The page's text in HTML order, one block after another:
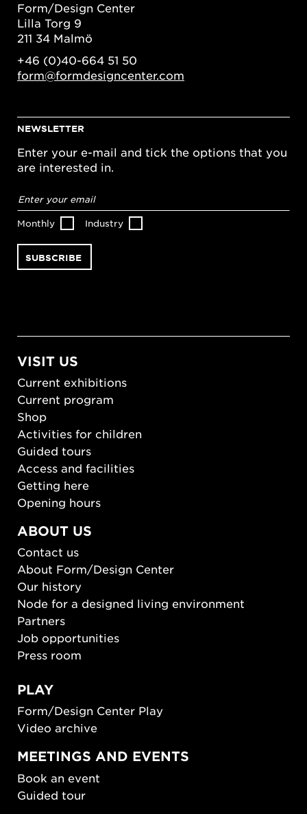
Form/Design Center
Lilla Torg 9
211 34 Malmö
+46 (0)40-664 51 50
form@formdesigncenter.com
NEWSLETTER
Enter your e-mail and tick the options that you
are interested in.
address*
Monthly Industry
VISIT US
Current exhibitions
Current program
Shop
Activities for children
Guided tours
Access and facilities
Getting here
Opening hours
ABOUT US
Contact us
About Form/Design Center
Our history
Node for a designed living environment
Partners
Job opportunities
Press room
PLAY
Form/Design Center Play
Video archive
MEETINGS AND EVENTS
Book an event
Guided tour